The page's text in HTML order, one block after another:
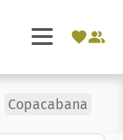
Copacabana